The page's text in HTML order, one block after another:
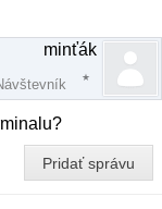
minťák
Pridať správu